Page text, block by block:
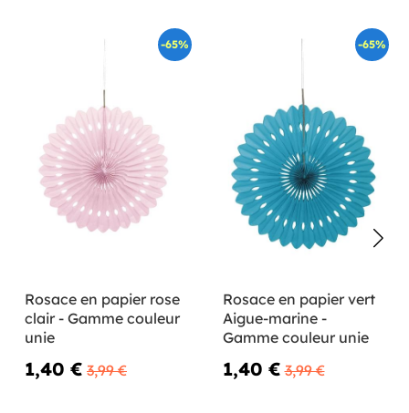
-65%
Rosace en papier rose
clair - Gamme couleur
unie
1,40 € 3,99 €
-65%
Rosace en papier vert
Aigue-marine -
Gamme couleur unie
1,40 € 3,99 €